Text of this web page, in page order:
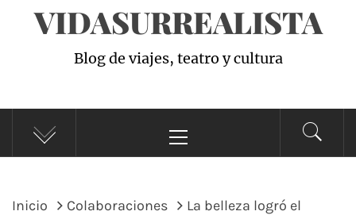
VIDASURREALISTA
Blog de viajes, teatro y cultura
principal
Inicio Colaboraciones
La belleza logró el